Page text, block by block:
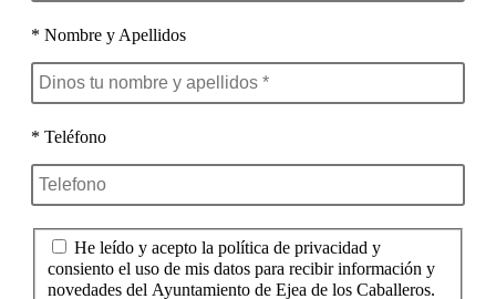
* Nombre y Apellidos
* Teléfono
He leído y acepto la política de privacidad y
consiento el uso de mis datos para recibir información y
novedades del Ayuntamiento de Ejea de los Caballeros.